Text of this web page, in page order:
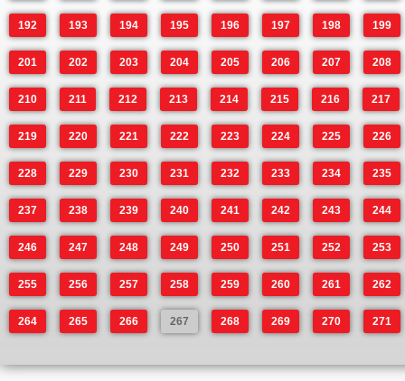
192 193 194 195 196 197 198 199
201 202 203 204 205 206 207 208
210 211 212 213 214 215 216 217
219 220 221 222 223 224 225 226
228 229 230 231 232 233 234 235
237 238 239 240 241 242 243 244
246 247 248 249 250 251 252 253
255 256 257 258 259 260 261 262
264 265 266 267 268 269 270 271